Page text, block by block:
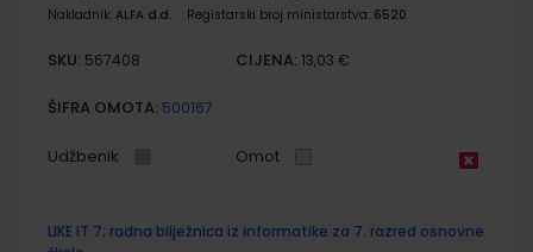
Nakladnik: ALFA d.d. Registarski broj ministarstva: 6520
SKU: 567408 CIJENA: 13,03 €
ŠIFRA OMOTA: 500167
Udžbenik Omot
LIKE IT 7; radna bilježnica iz informatike za 7. razred osnovne